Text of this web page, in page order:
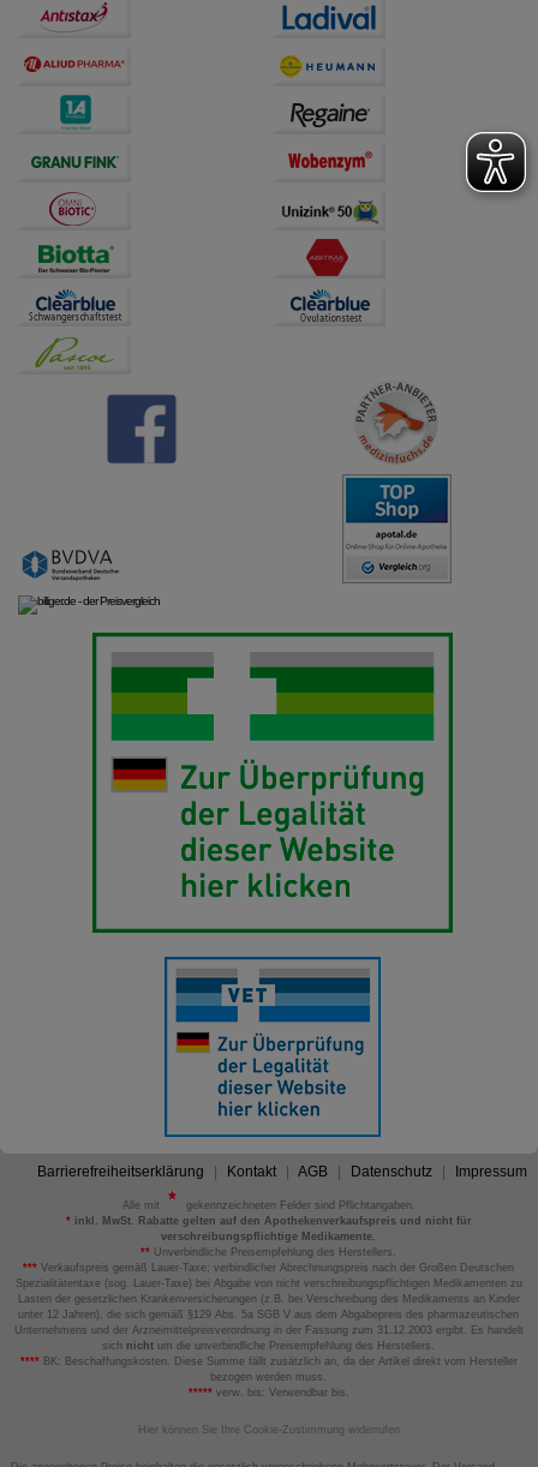
Barrierefreiheitserklärung Kontakt AGB Datenschutz Impressum
Alle mit
gekennzeichneten Felder sind Pflichtangaben.
*inkl. MwSt. Rabatte gelten auf den Apothekenverkaufspreis und nicht für
verschreibungspflichtige Medikamente.
** Unverbindliche Preisempfehlung des Herstellers.
*** Verkaufspreis gemäß Lauer-Taxe; verbindlicher Abrechnungspreis nach der Großen Deutschen
Spezialitätentaxe (sog. Lauer-Taxe) bei Abgabe von nicht verschreibungspflichtigen Medikamenten zu
Lasten der gesetzlichen Krankenversicherungen (z.B. bei Verschreibung des Medikaments an Kinder
unter 12 Jahren), die sich gemäß §129 Abs. 5a SGB V aus dem Abgabepreis des pharmazeutischen
Unternehmens und der Arzneimittelpreisverordnung in der Fassung zum 31.12.2003 ergibt. Es handelt
sich nicht um die unverbindliche Preisempfehlung des Herstellers.
****BK: Beschaffungskosten. Diese Summe fällt zusätzlich an, da der Artikel direkt vom Hersteller
bezogen werden muss.
*****verw. bis: Verwendbar bis.
Hier können Sie Ihre Cookie-Zustimmung widerrufen